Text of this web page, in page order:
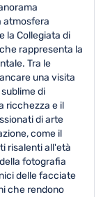
atmosfera
la Collegiata di
rappresenta la
Tra le
una visita
di
ricchezza e il
di arte
come il
risalenti all'età
fotografia
delle facciate
che rendono